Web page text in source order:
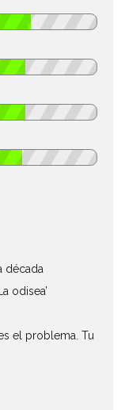
década
odisea’
el problema. Tu